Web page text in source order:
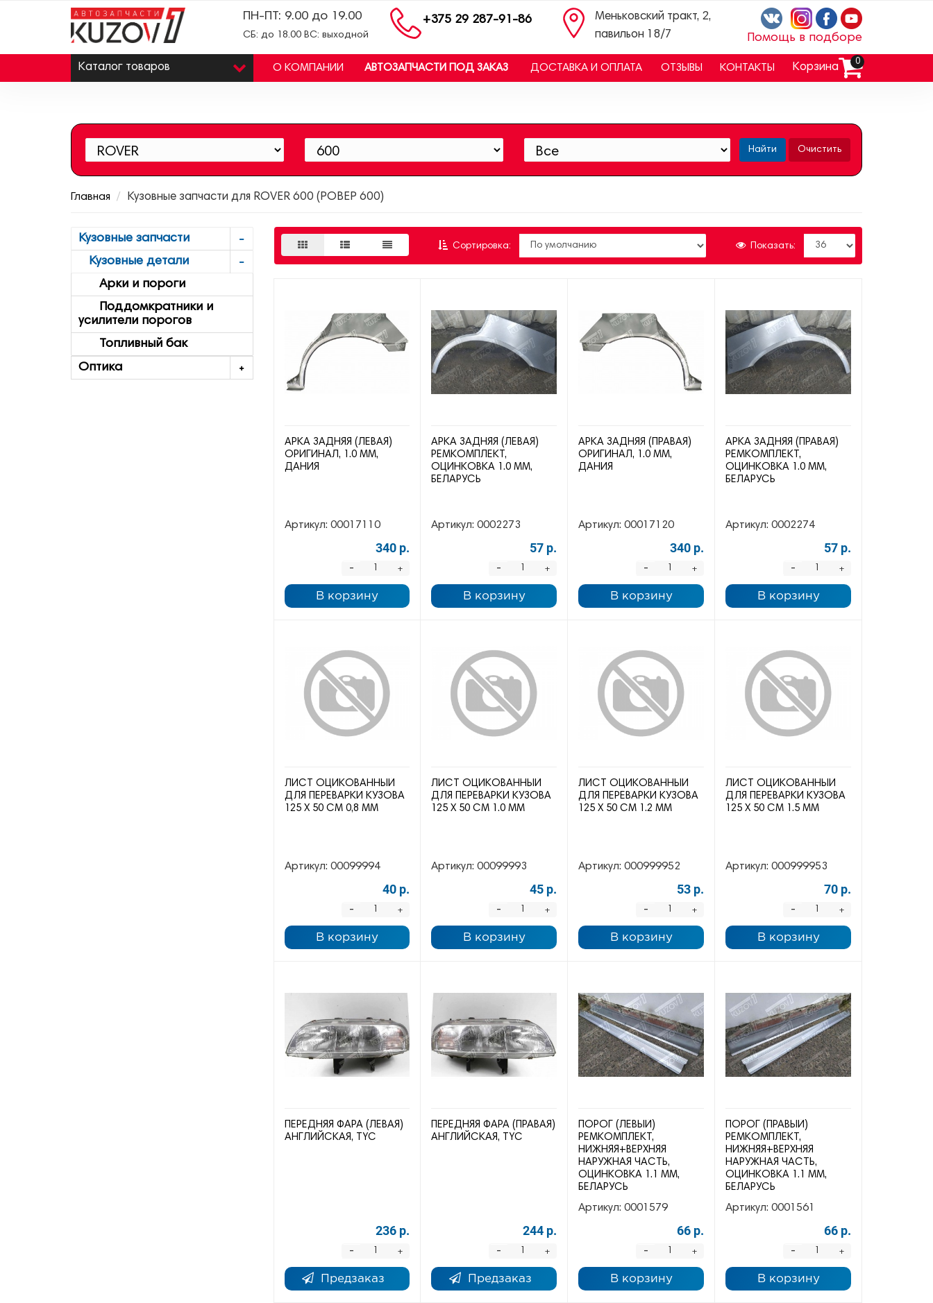
Помощь в подборе
Меньковский тракт, 2,
павильон 18/7
+375 29 287-91-86
ПН-ПТ: 9.00 до 19.00
СБ: до 18.00 ВС: выходной
Каталог товаров О КОМПАНИИ АВТОЗАПЧАСТИ ПОД ЗАКАЗ ДОСТАВКА И ОПЛАТА ОТЗЫВЫ КОНТАКТЫ Корзина 0
Найти Очистить
Главная Кузовные запчасти для ROVER 600 (РОВЕР 600)
Кузовные запчасти
Кузовные детали
Арки и пороги
Поддомкратники и
усилители порогов
Топливный бак
Оптика
Сортировка: Показать:
АРКА ЗАДНЯЯ (ЛЕВАЯ)
ОРИГИНАЛ, 1.0 ММ,
ДАНИЯ
Артикул: 00017110
340 р.
+
-
В корзину
АРКА ЗАДНЯЯ (ЛЕВАЯ)
РЕМКОМПЛЕКТ,
ОЦИНКОВКА 1.0 ММ,
БЕЛАРУСЬ
Артикул: 0002273
57 р.
+
-
В корзину
АРКА ЗАДНЯЯ (ПРАВАЯ)
ОРИГИНАЛ, 1.0 ММ,
ДАНИЯ
Артикул: 00017120
340 р.
+
-
В корзину
АРКА ЗАДНЯЯ (ПРАВАЯ)
РЕМКОМПЛЕКТ,
ОЦИНКОВКА 1.0 ММ,
БЕЛАРУСЬ
Артикул: 0002274
57 р.
+
-
В корзину
ЛИСТ ОЦИКОВАННЫЙ
ДЛЯ ПЕРЕВАРКИ КУЗОВА
125 Х 50 СМ 0,8 ММ
Артикул: 00099994
40 р.
+
-
В корзину
ЛИСТ ОЦИКОВАННЫЙ
ДЛЯ ПЕРЕВАРКИ КУЗОВА
125 Х 50 СМ 1.0 ММ
Артикул: 00099993
45 р.
+
-
В корзину
ЛИСТ ОЦИКОВАННЫЙ
ДЛЯ ПЕРЕВАРКИ КУЗОВА
125 Х 50 СМ 1.2 ММ
Артикул: 000999952
53 р.
+
-
В корзину
ЛИСТ ОЦИКОВАННЫЙ
ДЛЯ ПЕРЕВАРКИ КУЗОВА
125 Х 50 СМ 1.5 ММ
Артикул: 000999953
70 р.
+
-
В корзину
ПЕРЕДНЯЯ ФАРА (ЛЕВАЯ)
АНГЛИЙСКАЯ, TYC
236 р.
+
-
Предзаказ
ПЕРЕДНЯЯ ФАРА (ПРАВАЯ)
АНГЛИЙСКАЯ, TYC
244 р.
+
-
Предзаказ
ПОРОГ (ЛЕВЫЙ)
РЕМКОМПЛЕКТ,
НИЖНЯЯ+ВЕРХНЯЯ
НАРУЖНАЯ ЧАСТЬ,
ОЦИНКОВКА 1.1 ММ,
БЕЛАРУСЬ
Артикул: 0001579
66 р.
+
-
В корзину
ПОРОГ (ПРАВЫЙ)
РЕМКОМПЛЕКТ,
НИЖНЯЯ+ВЕРХНЯЯ
НАРУЖНАЯ ЧАСТЬ,
ОЦИНКОВКА 1.1 ММ,
БЕЛАРУСЬ
Артикул: 0001561
66 р.
+
-
В корзину